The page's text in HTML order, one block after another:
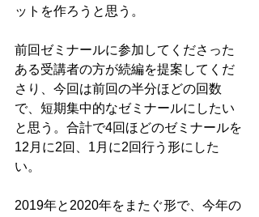
ットを作ろうと思う。
前回ゼミナールに参加してくださった
ある受講者の方が続編を提案してくだ
さり、今回は前回の半分ほどの回数
で、短期集中的なゼミナールにしたい
と思う。合計で4回ほどのゼミナールを
12月に2回、1月に2回行う形にした
い。
2019年と2020年をまたぐ形で、今年の